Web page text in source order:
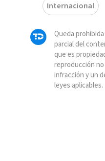
Internacional
Queda
parcial del
que es
reproducción
infracción y un
leyes aplicables.